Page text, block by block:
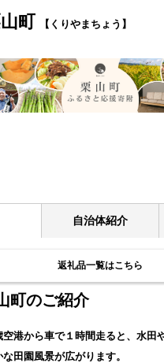
町 【くりやまちょう】
自治体紹介
返礼品一覧はこちら
町のご紹介
港から車で１時間走ると、水田
田園風景が広がります。